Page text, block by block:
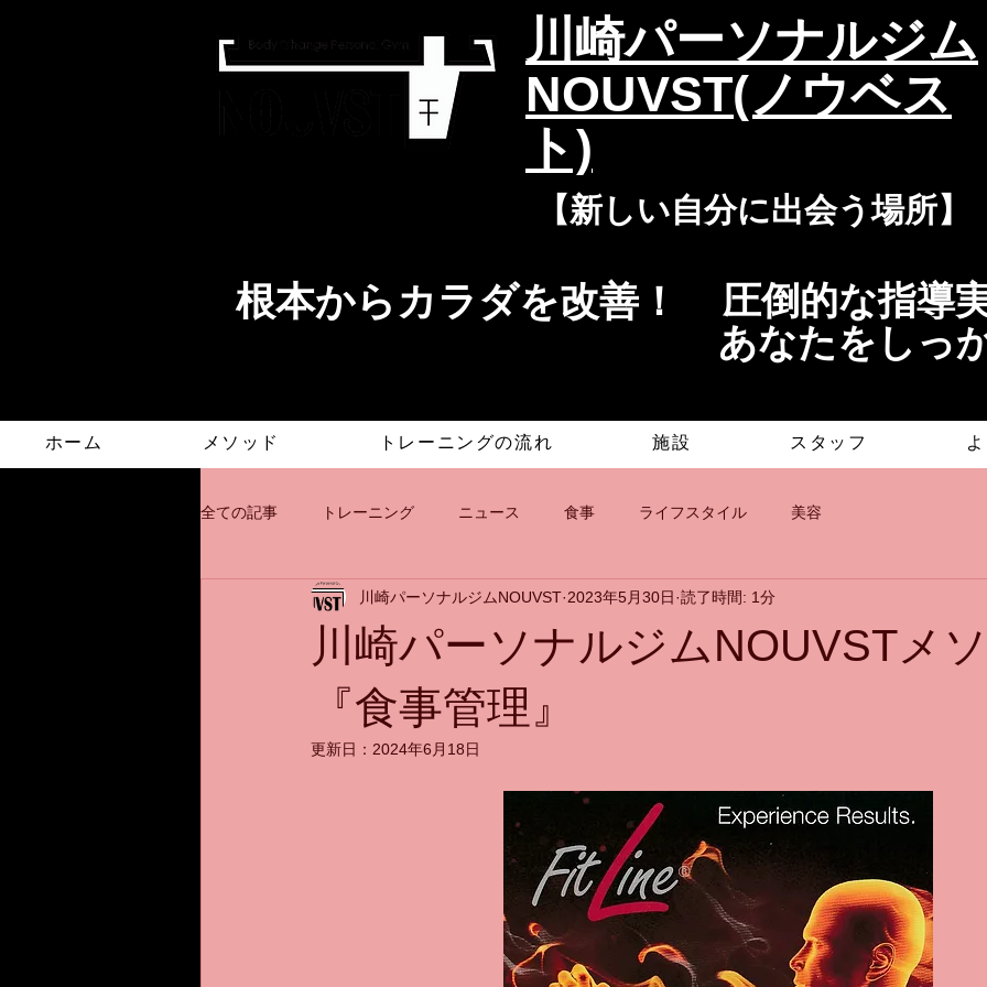
​川崎パーソナルジム
NOUVST(ノウベス
ト)
​​【新しい自分に出会う場所】
​根本からカラダを改善！​​
圧倒的な指導
あなたをしっ
ホーム メソッド トレーニングの流れ 施設 スタッフ
全ての記事 トレーニング ニュース 食事 ライフスタイル 美容
川崎パーソナルジムNOUVSTメ
『食事管理』
川崎パーソナルジムNOUVST 2023年5月30日 読了時間: 1分
更新日： 2024年6月18日